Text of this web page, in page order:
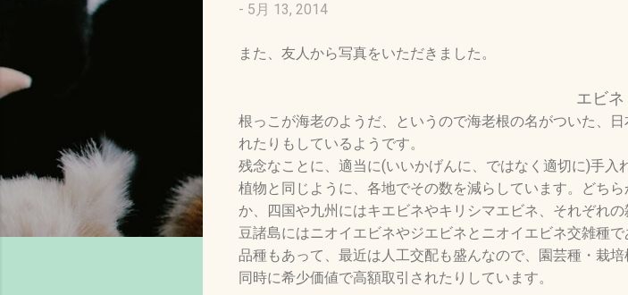
- 5月 13, 2014
また、友人から写真をいただきました。
エビネ
根っこが海老のようだ、というので海老根の名がついた、
れたりもしているようです。
残念なことに、適当に(いいかげんに、ではなく適切に)手
植物と同じように、各地でその数を減らしています。どち
か、四国や九州にはキエビネやキリシマエビネ、それぞれ
豆諸島にはニオイエビネやジエビネとニオイエビネ交雑種
品種もあって、最近は人工交配も盛んなので、園芸種・栽
同時に希少価値で高額取引されたりしています。